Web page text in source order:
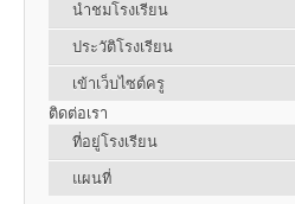
นำชมโรงเรียน
ประวัติโรงเรียน
เข้าเว็บไซต์ครู
ติดต่อเรา
ที่อยู่โรงเรียน
แผนที่